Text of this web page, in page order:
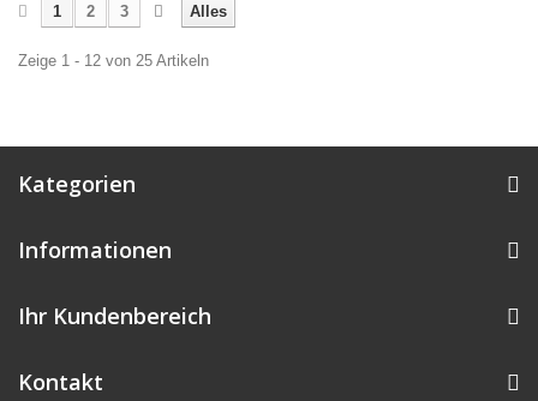
Alles
1 2 3
Zeige 1 - 12 von 25 Artikeln
Kategorien
Informationen
Ihr Kundenbereich
Kontakt